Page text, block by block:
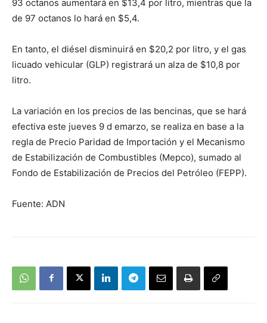
93 octanos aumentará en $13,4 por litro, mientras que la
de 97 octanos lo hará en $5,4.
En tanto, el diésel disminuirá en $20,2 por litro, y el gas
licuado vehicular (GLP) registrará un alza de $10,8 por
litro.
La variación en los precios de las bencinas, que se hará
efectiva este jueves 9 d emarzo, se realiza en base a la
regla de Precio Paridad de Importación y el Mecanismo
de Estabilización de Combustibles (Mepco), sumado al
Fondo de Estabilización de Precios del Petróleo (FEPP).
Fuente: ADN